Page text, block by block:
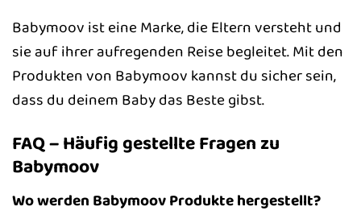
Babymoov ist eine Marke, die Eltern versteht und
sie auf ihrer aufregenden Reise begleitet. Mit den
Produkten von Babymoov kannst du sicher sein,
dass du deinem Baby das Beste gibst.
FAQ – Häufig gestellte Fragen zu
Babymoov
Wo werden Babymoov Produkte hergestellt?